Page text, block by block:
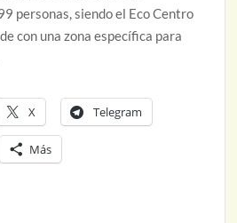
personas, siendo el Eco Centro
con una zona específica para
X Telegram
Más